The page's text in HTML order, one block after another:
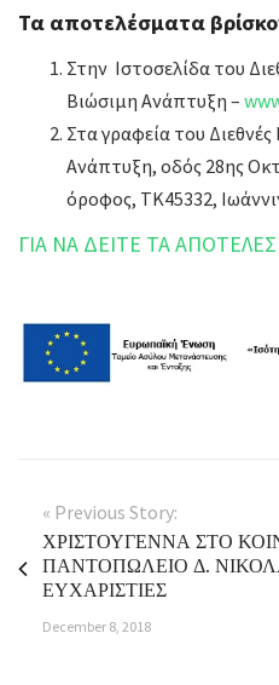
Τα αποτελέσματα
Στην Ιστοσελίδα του
Βιώσιμη Ανάπτυξη –
Στα γραφεία του
Ανάπτυξη, οδός 28ης
όροφος, ΤΚ45332,
ΓΙΑ ΝΑ ΔΕΙΤΕ ΤΑ
« Previous Story:
ΧΡΙΣΤΟΥΓΕΝΝΑ ΣΤΟ
ΠΑΝΤΟΠΩΛΕΙΟ Δ.
ΕΥΧΑΡΙΣΤΙΕΣ
December 8, 2018